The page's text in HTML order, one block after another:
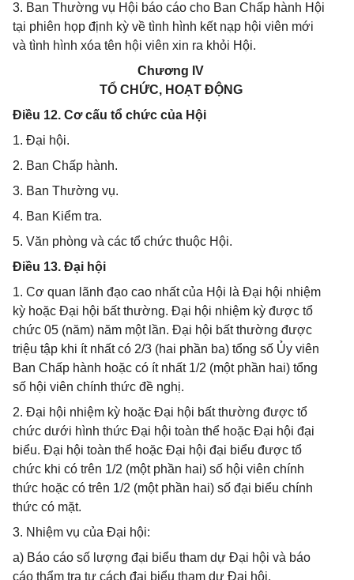
3. Ban Thường vụ Hội báo cáo cho Ban Chấp hành Hội
tại phiên họp định kỳ về tình hình kết nạp hội viên mới
và tình hình xóa tên hội viên xin ra khỏi Hội.
Chương IV
TỔ CHỨC, HOẠT ĐỘNG
Điều 12. Cơ cấu tổ chức của Hội
1. Đại hội.
2. Ban Chấp hành.
3. Ban Thường vụ.
4. Ban Kiểm tra.
5. Văn phòng và các tổ chức thuộc Hội.
Điều 13. Đại hội
1. Cơ quan lãnh đạo cao nhất của Hội là Đại hội nhiệm
kỳ hoặc Đại hội bất thường. Đại hội nhiệm kỳ được tổ
chức 05 (năm) năm một lần. Đại hội bất thường được
triệu tập khi ít nhất có 2/3 (hai phần ba) tổng số Ủy viên
Ban Chấp hành hoặc có ít nhất 1/2 (một phần hai) tổng
số hội viên chính thức đề nghị.
2. Đại hội nhiệm kỳ hoặc Đại hội bất thường được tổ
chức dưới hình thức Đại hội toàn thể hoặc Đại hội đại
biểu. Đại hội toàn thể hoặc Đại hội đại biểu được tổ
chức khi có trên 1/2 (một phần hai) số hội viên chính
thức hoặc có trên 1/2 (một phần hai) số đại biểu chính
thức có mặt.
3. Nhiệm vụ của Đại hội:
a) Báo cáo số lượng đại biểu tham dự Đại hội và báo
cáo thẩm tra tư cách đại biểu tham dự Đại hội.